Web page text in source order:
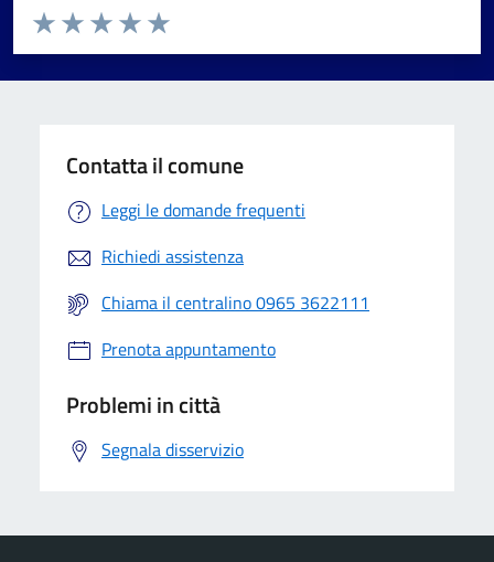
Valuta da 1 a 5 stelle la pagina
Valuta 5 stelle su 5
Valuta 4 stelle su 5
Valuta 3 stelle su 5
Valuta 2 stelle su 5
Valuta 1 stelle su 5
Contatta il comune
Leggi le domande frequenti
Richiedi assistenza
Chiama il centralino 0965 3622111
Prenota appuntamento
Problemi in città
Segnala disservizio